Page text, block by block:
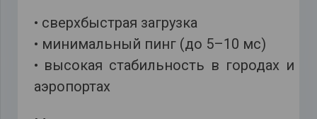
• сверхбыстрая загрузка
• минимальный пинг (до 5–10 мс)
• высокая стабильность в городах и
аэропортах